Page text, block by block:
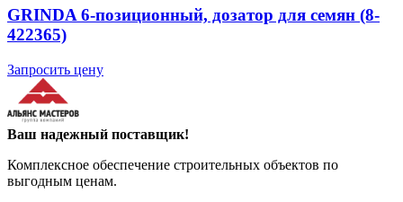
GRINDA 6-позиционный, дозатор для семян (8-
422365)
Запросить цену
Ваш надежный поставщик!
Комплексное обеспечение строительных объектов по
выгодным ценам.